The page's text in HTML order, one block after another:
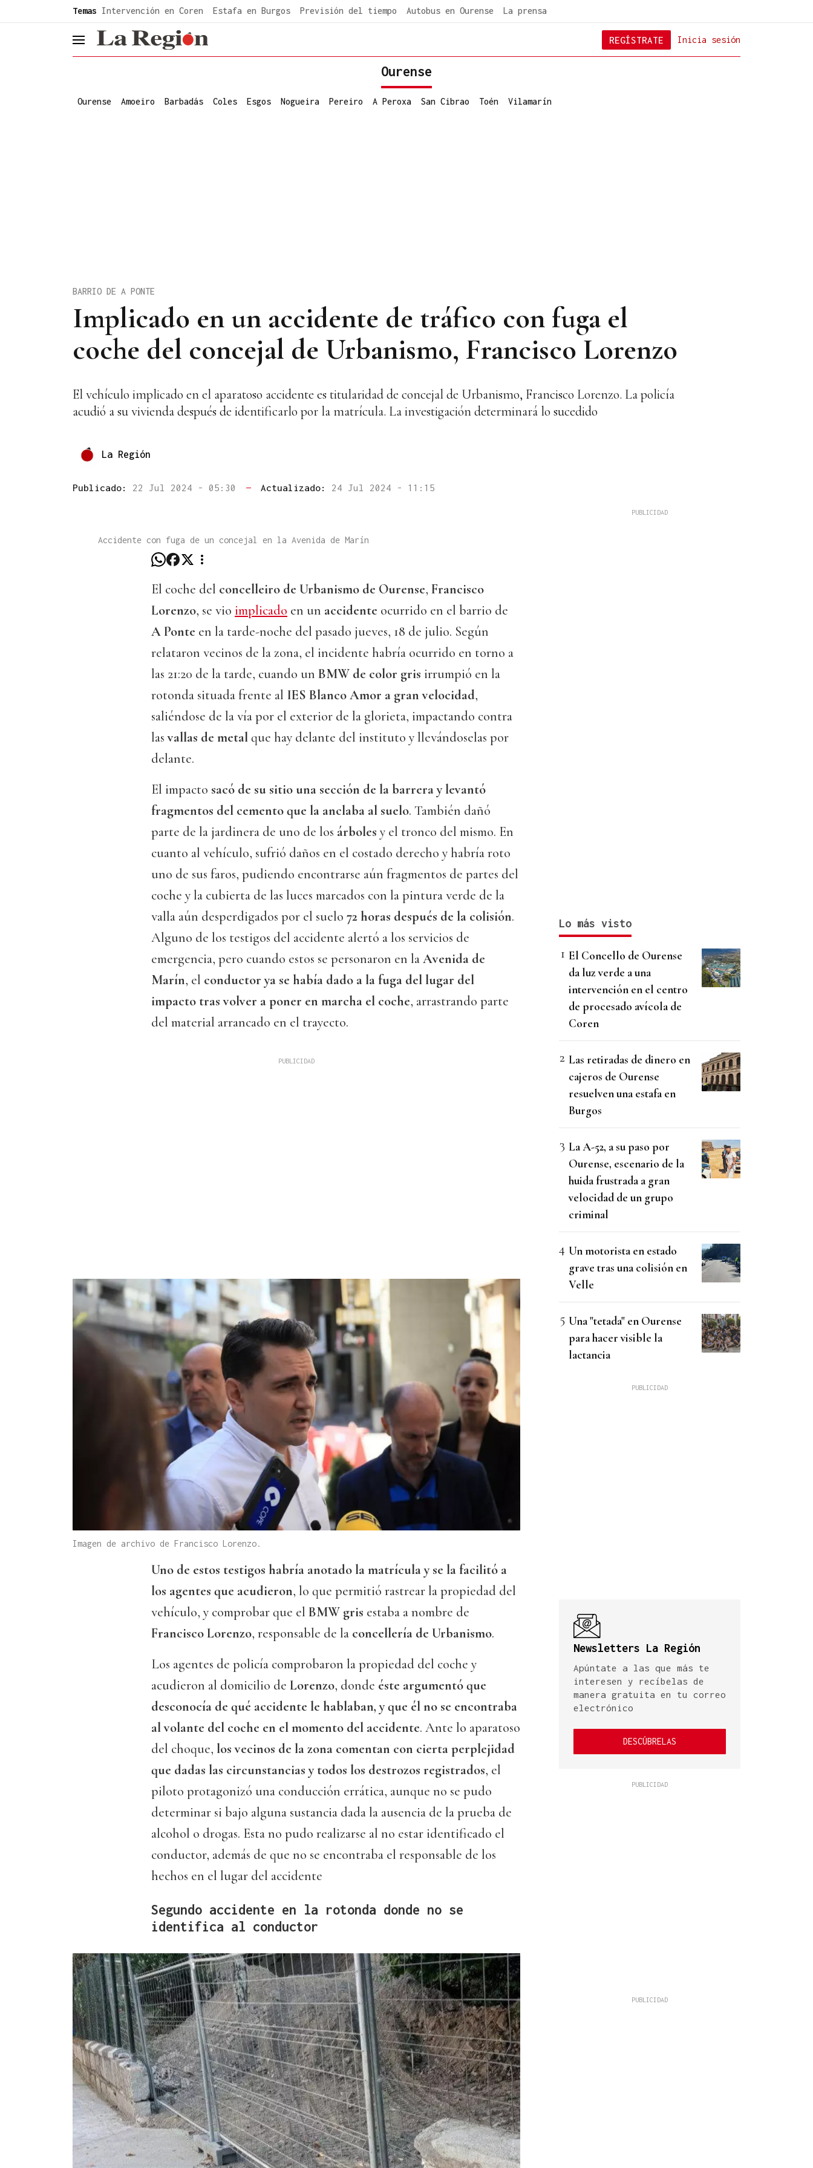
Temas Intervención en Coren Estafa en Burgos Previsión del tiempo Autobus en Ourense La prensa
header.menu.open Inicia sesión
REGÍSTRATE
Ourense
Ourense Amoeiro Barbadás Coles Esgos Nogueira Pereiro A Peroxa San Cibrao Toén Vilamarín
Implicado en un accidente de tráfico con fuga el
coche del concejal de Urbanismo, Francisco Lorenzo
BARRIO DE A PONTE
El vehículo implicado en el aparatoso accidente es titularidad de concejal de Urbanismo, Francisco Lorenzo. La policía
acudió a su vivienda después de identificarlo por la matrícula. La investigación determinará lo sucedido
La Región
Publicado: 22 Jul 2024 - 05:30 — Actualizado: 24 Jul 2024 - 11:15
Accidente con fuga de un concejal en la Avenida de Marín
El coche del concelleiro de Urbanismo de Ourense, Francisco
Lorenzo, se vio implicado en un accidente ocurrido en el barrio de
A Ponte en la tarde-noche del pasado jueves, 18 de julio. Según
relataron vecinos de la zona, el incidente habría ocurrido en torno a
las 21:20 de la tarde, cuando un BMW de color gris irrumpió en la
rotonda situada frente al IES Blanco Amor a gran velocidad,
saliéndose de la vía por el exterior de la glorieta, impactando contra
lasvallas de metalque hay delante del instituto y llevándoselas por
delante.
El impacto sacó de su sitio una sección de la barrera y levantó
fragmentos del cemento que la anclaba al suelo. También dañó
parte de la jardinera de uno de los árboles y el tronco del mismo. En
cuanto al vehículo, sufrió daños en el costado derecho y habría roto
uno de sus faros, pudiendo encontrarse aún fragmentos de partes del
coche y la cubierta de las luces marcados con la pintura verde de la
valla aún desperdigados por el suelo 72 horas después de la colisión.
Alguno de los testigos del accidente alertó a los servicios de
emergencia, pero cuando estos se personaron en laAvenida de
Marín, el conductor ya se había dado a la fuga del lugar del
impacto tras volver a poner en marcha el coche, arrastrando parte
del material arrancado en el trayecto.
Imagen de archivo de Francisco Lorenzo.
Uno de estos testigos habría anotado la matrícula y se la facilitó a
los agentes que acudieron, lo que permitió rastrear la propiedad del
vehículo, y comprobar que el BMW gris estaba a nombre de
Francisco Lorenzo, responsable de la concellería de Urbanismo.
Los agentes de policía comprobaron la propiedad del coche y
acudieron al domicilio de Lorenzo, donde éste argumentó que
desconocía de qué accidente le hablaban, y que él no se encontraba
al volante del coche en el momento del accidente. Ante lo aparatoso
del choque, los vecinos de la zona comentan con cierta perplejidad
que dadas las circunstancias y todos los destrozos registrados, el
piloto protagonizó una conducción errática, aunque no se pudo
determinar si bajo alguna sustancia dada la ausencia de la prueba de
alcohol o drogas. Esta no pudo realizarse al no estar identificado el
conductor, además de que no se encontraba el responsable de los
hechos en el lugar del accidente
Segundo accidente en la rotonda donde no se
identifica al conductor
Lo más visto
El Concello de Ourense
da luz verde a una
intervención en el centro
de procesado avícola de
Coren
Las retiradas de dinero en
cajeros de Ourense
resuelven una estafa en
Burgos
La A-52, a su paso por
Ourense, escenario de la
huida frustrada a gran
velocidad de un grupo
criminal
Un motorista en estado
grave tras una colisión en
Velle
Una "tetada" en Ourense
para hacer visible la
lactancia
Newsletters La Región
Apúntate a las que más te
interesen y recíbelas de
manera gratuita en tu correo
electrónico
DESCÚBRELAS